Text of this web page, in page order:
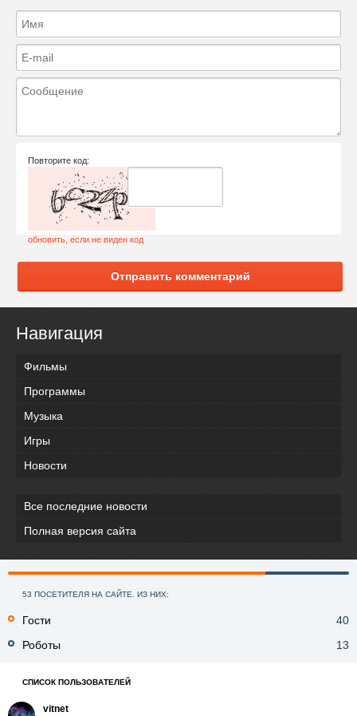
Повторите код:
обновить, если не виден код
Отправить комментарий
Навигация
Фильмы
Программы
Музыка
Игры
Новости
Все последние новости
Полная версия сайта
53 ПОСЕТИТЕЛЯ НА САЙТЕ. ИЗ НИХ:
Гости
40
Роботы
13
СПИСОК ПОЛЬЗОВАТЕЛЕЙ
vitnet